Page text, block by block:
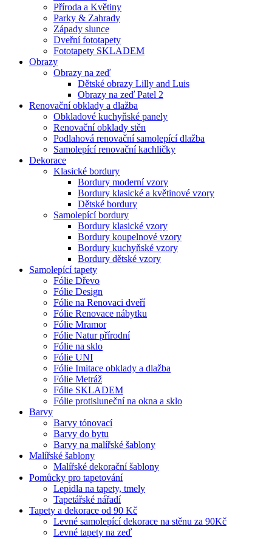
Příroda a Květiny
Parky & Zahrady
Západy slunce
Dveřní fototapety
Fototapety SKLADEM
Obrazy
Obrazy na zeď
Dětské obrazy Lilly and Luis
Obrazy na zeď Patel 2
Renovační obklady a dlažba
Obkladové kuchyňské panely
Renovační obklady stěn
Podlahová renovační samolepící dlažba
Samolepící renovační kachličky
Dekorace
Klasické bordury
Bordury moderní vzory
Bordury klasické a květinové vzory
Dětské bordury
Samolepící bordury
Bordury klasické vzory
Bordury koupelnové vzory
Bordury kuchyňské vzory
Bordury dětské vzory
Samolepící tapety
Fólie Dřevo
Fólie Design
Fólie na Renovaci dveří
Fólie Renovace nábytku
Fólie Mramor
Fólie Natur přírodní
Fólie na sklo
Fólie UNI
Fólie Imitace obklady a dlažba
Fólie Metráž
Fólie SKLADEM
Fólie protisluneční na okna a sklo
Barvy
Barvy tónovací
Barvy do bytu
Barvy na malířské šablony
Malířské šablony
Malířské dekorační šablony
Pomůcky pro tapetování
Lepidla na tapety, tmely
Tapetářské nářadí
Tapety a dekorace od 90 Kč
Levné samolepící dekorace na stěnu za 90Kč
Levné tapety na zeď